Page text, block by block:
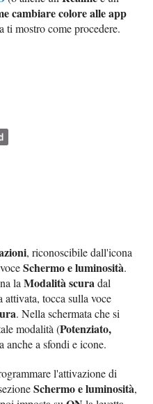
cambiare colore alle app
ti mostro come procedere.
, riconoscibile dall'icona
Schermo e luminosità.
laModalità scuradal
tocca sulla voce
. Nella schermata che si
modalità (Potenziato,
anche a sfondi e icone.
l'attivazione di
Schermo e luminosità,